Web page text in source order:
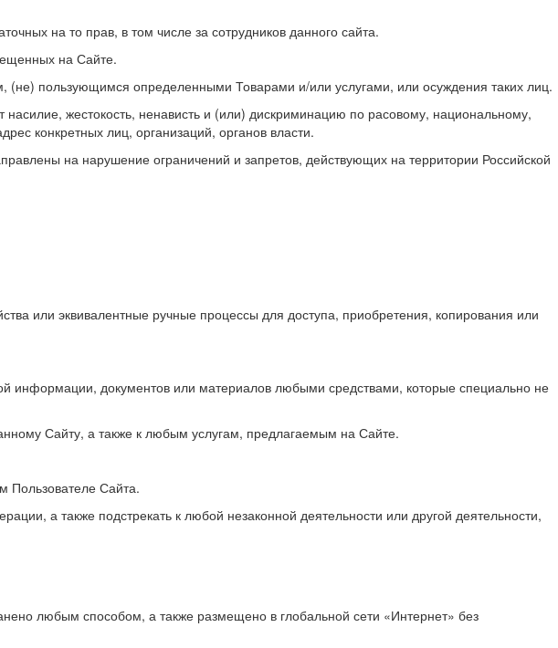
на то прав, в том числе за сотрудников данного сайта.
на Сайте.
(не) пользующимся определенными Товарами и/или услугами, или осуждения таких лиц.
жестокость, ненависть и (или) дискриминацию по расовому, национальному,
конкретных лиц, организаций, органов власти.
на нарушение ограничений и запретов, действующих на территории Российской
или эквивалентные ручные процессы для доступа, приобретения, копирования или
информации, документов или материалов любыми средствами, которые специально не
Сайту, а также к любым услугам, предлагаемым на Сайте.
Пользователе Сайта.
а также подстрекать к любой незаконной деятельности или другой деятельности,
любым способом, а также размещено в глобальной сети «Интернет» без